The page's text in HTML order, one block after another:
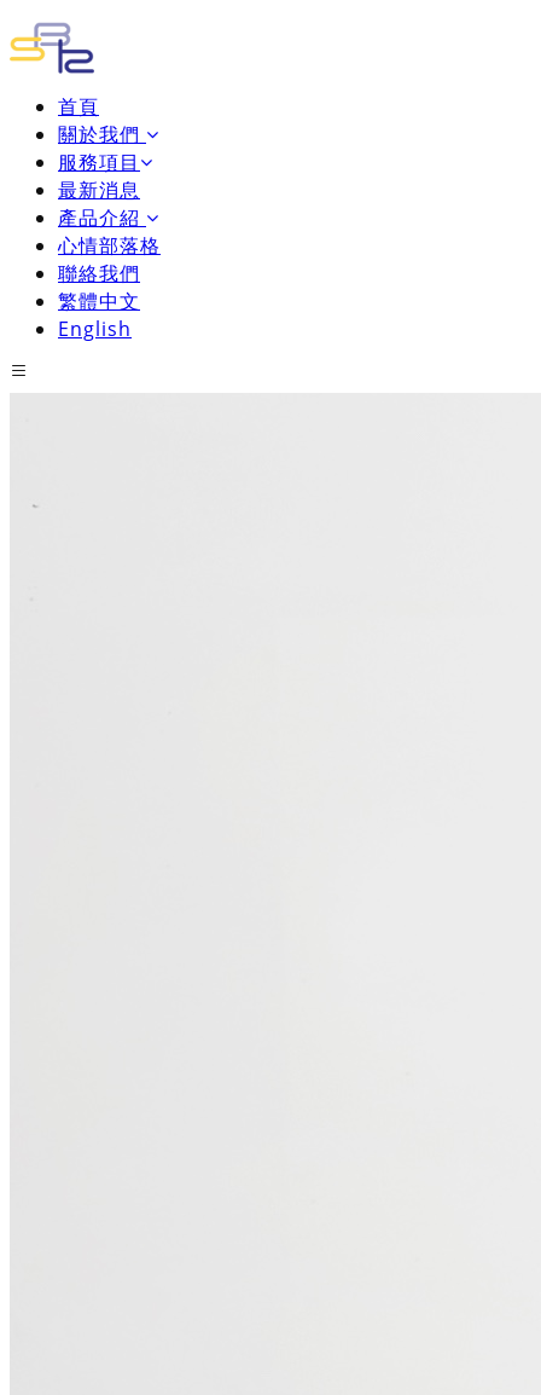
首頁
關於我們
服務項目
最新消息
產品介紹
心情部落格
聯絡我們
繁體中文
English